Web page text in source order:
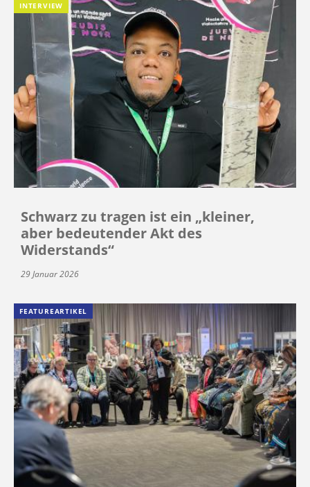
INTERVIEW
Schwarz zu tragen ist ein „kleiner,
aber bedeutender Akt des
Widerstands“
29 Januar 2026
FEATUREARTIKEL